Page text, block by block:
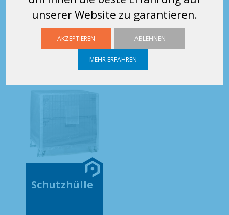
unserer Website zu garantieren.
AKZEPTIEREN ABLEHNEN
MEHR ERFAHREN
Das Produkt
ansehen
Luxusartikel vor
Blicken....
Das Produkt
ansehen
Schutzhülle